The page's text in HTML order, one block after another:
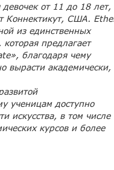
от 11 до 18 лет,
Коннектикут, США.
из единственных
предлагает
благодаря чему
вырасти академически,
ученицам доступно
искусства, в том числе
курсов и более